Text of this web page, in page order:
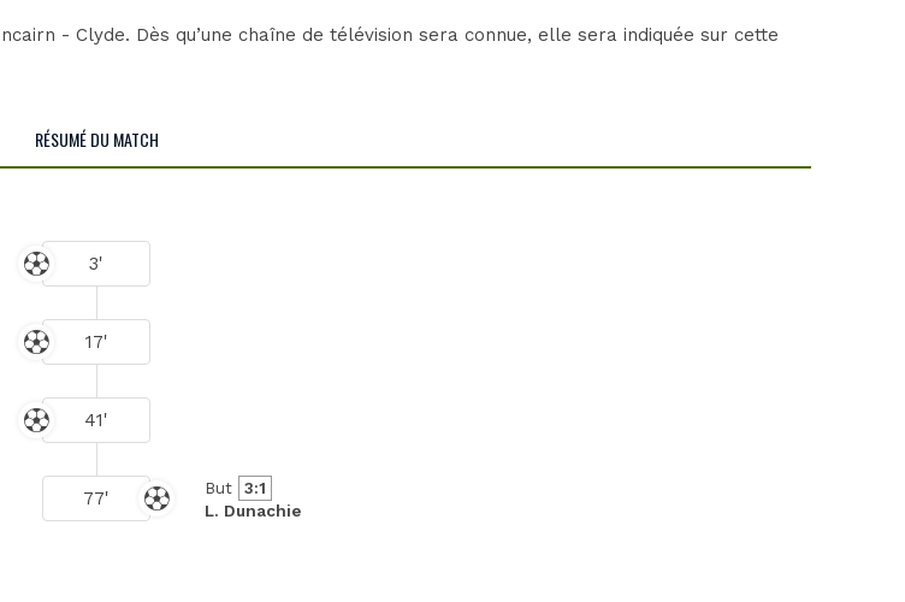
- Clyde. Dès qu’une chaîne de télévision sera connue, elle sera indiquée sur cette
RÉSUMÉ DU MATCH
3'
17'
41'
77' But
3:1
L. Dunachie